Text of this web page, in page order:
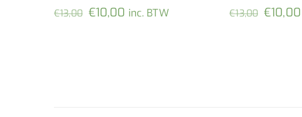
€13,00 Oorspronkelijke
€10,00 Huidige
inc. BTW €13,00 €10,00